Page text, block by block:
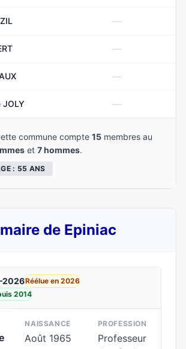
—
—
—
JOLY —
commune compte 15 membres au
et 7 hommes.
: 55 ANS
de Epiniac
Réélue en 2026
2014
NAISSANCE
Août 1965
PROFESSION
Professeur